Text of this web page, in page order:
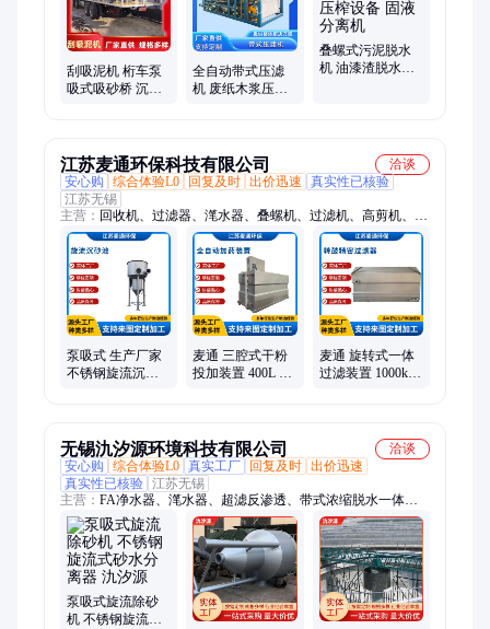
除臭箱、污泥处理设备、泵站、玻璃钢泵站、污水提升泵站、市
政污水提升泵站
刮吸泥机 桁车泵
吸式吸砂桥 沉淀
全自动带式压滤
机 废纸木浆压榨
叠螺式污泥脱水
机 油漆渣脱水设
江苏麦通环保科技有限公司
洽谈
安心购
综合体验L0 回复及时 出价迅速
真实性已核验
江苏无锡
主营： 回收机、过滤器、滗水器、叠螺机、过滤机、高剪机、污
泥机、分离机、脱水机、纤维转盘、生物转盘、加药装置、螺旋
砂水、滗水装置、过滤设备、机械格栅、过滤装置、废水处理、
分离设备、处理格栅机、回转式格栅、机械细格栅、磁性分离
器、砂水分离器、磁混凝设备
泵吸式 生产厂家
不锈钢旋流沉砂
麦通 三腔式干粉
投加装置 400L 源
麦通 旋转式一体
过滤装置 1000kg
无锡氿汐源环境科技有限公司
洽谈
安心购
综合体验L0 真实工厂 回复及时 出价迅速
真实性已核验 江苏无锡
主营： FA净水器、滗水器、超滤反渗透、带式浓缩脱水一体
机、叠螺污泥脱水机、多介质过滤器、机械格栅、螺旋输送机、
内进流格栅、皮带输送机、气浮设备、浅层砂过滤器、吸刮泥
机、砂水分离器、生物转盘、石灰料仓、微滤机、纤维转盘过滤
器、斜管沉淀器、旋流沉砂池
泵吸式旋流除砂
机 不锈钢旋流式